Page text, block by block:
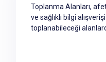
Afet ve acil durumlar
merkezleri hazır olana
içerisinde yaşanacak
Toplanma Alanları,
ve sağlıklı bilgi
toplanabileceği